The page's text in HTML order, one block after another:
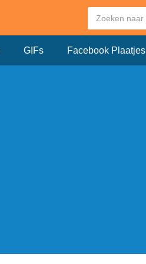
GIFs Facebook Plaatjes